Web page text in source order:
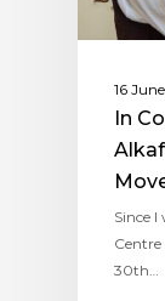
16
In
Since
30th…